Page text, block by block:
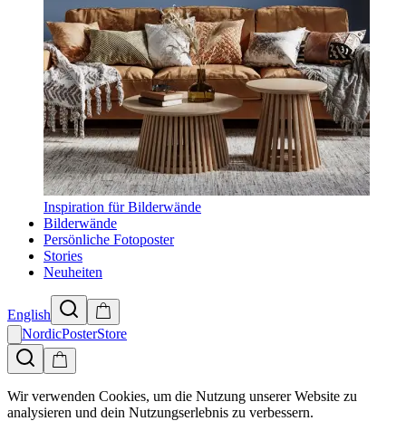
Inspiration für Bilderwände
Bilderwände
Persönliche Fotoposter
Stories
Neuheiten
English
NordicPosterStore
Wir verwenden Cookies, um die Nutzung unserer Website zu
analysieren und dein Nutzungserlebnis zu verbessern.